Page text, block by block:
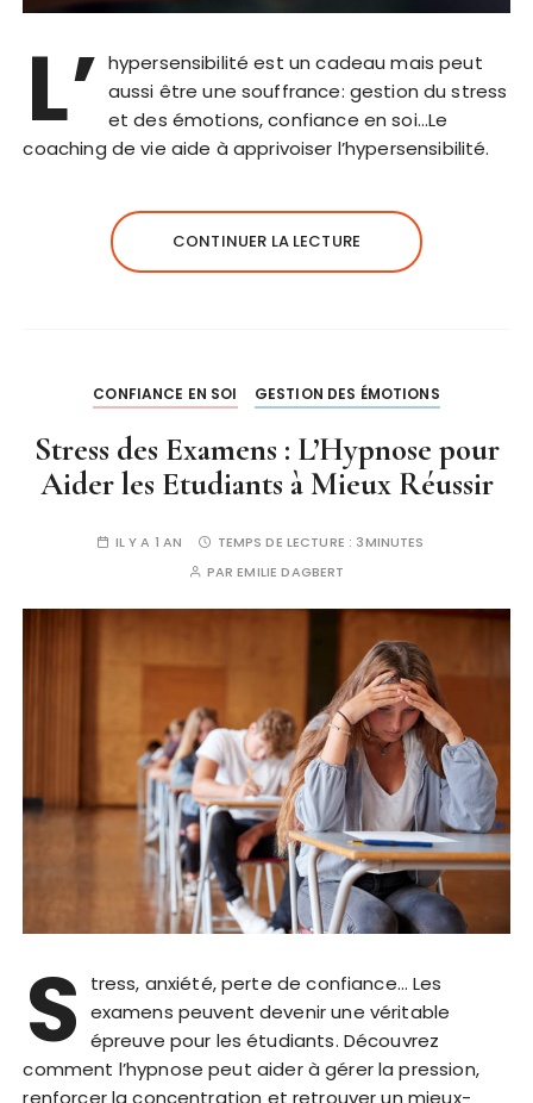
L’ hypersensibilité est un cadeau mais peut
aussi être une souffrance: gestion du stress
et des émotions, confiance en soi…Le
coaching de vie aide à apprivoiser l’hypersensibilité.
CONTINUER LA LECTURE
CONFIANCE EN SOI GESTION DES ÉMOTIONS
Stress des Examens : L’Hypnose pour
Aider les Etudiants à Mieux Réussir
IL Y A 1 AN TEMPS DE LECTURE : 3MINUTES
PAREMILIE DAGBERT
S
tress, anxiété, perte de confiance… Les
examens peuvent devenir une véritable
épreuve pour les étudiants. Découvrez
comment l’hypnose peut aider à gérer la pression,
renforcer la concentration et retrouver un mieux-